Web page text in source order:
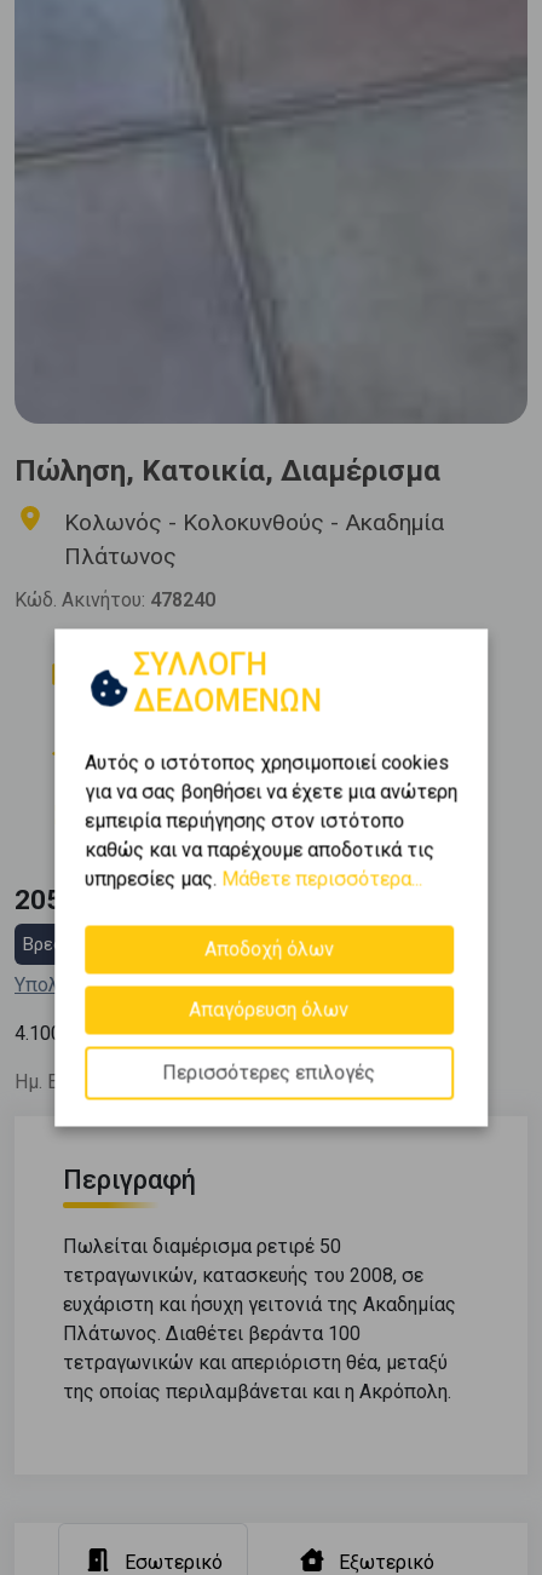
Πώληση, Κατοικία, Διαμέρισμα
Κολωνός - Κολοκυνθούς - Ακαδημία
Πλάτωνος
Κώδ. Ακινήτου: 478240
Δωμάτια
1
1
5 (5ος)
1
Εμβαδόν
50 m2
Κατασκευή
2008
205.000 €
Βρες στεγαστικό δάνειο
Υπολόγισε τη δόση μου
4.100 € / m
Ημ. Ενημέρωσης: 08/07/26
Περιγραφή
Πωλείται διαμέρισμα ρετιρέ 50
τετραγωνικών, κατασκευής του 2008, σε
ευχάριστη και ήσυχη γειτονιά της Ακαδημίας
Πλάτωνος. Διαθέτει βεράντα 100
τετραγωνικών και απεριόριστη θέα, μεταξύ
της οποίας περιλαμβάνεται και η Ακρόπολη.
Εσωτερικό Εξωτερικό
ΣΥΛΛΟΓΗ
ΔΕΔΟΜΕΝΩΝ
Αυτός ο ιστότοπος χρησιμοποιεί cookies
για να σας βοηθήσει να έχετε μια ανώτερη
εμπειρία περιήγησης στον ιστότοπο
καθώς και να παρέχουμε αποδοτικά τις
υπηρεσίες μας. Μάθετε περισσότερα...
Αποδοχή όλων
Απαγόρευση όλων
Περισσότερες επιλογές